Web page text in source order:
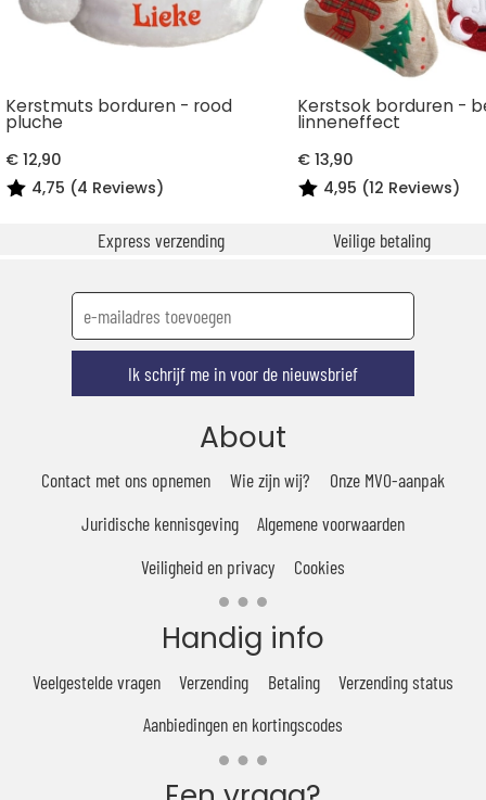
Kerstmuts borduren - rood
pluche
€ 12,90
4,75 (4 Reviews)
Kerstsok borduren -
linneneffect
€ 13,90
4,95 (12 Reviews)
Express verzending Veilige betaling
Ik schrijf me in voor de nieuwsbrief
About
Contact met ons opnemen Wie zijn wij?
Onze MVO-aanpak
Juridische kennisgeving
Algemene voorwaarden
Veiligheid en privacy
Cookies
Handig info
Veelgestelde vragen Verzending Betaling
Verzending status
Aanbiedingen en kortingscodes